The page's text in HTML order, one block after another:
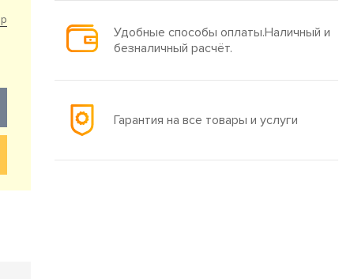
Удобные способы оплаты.Наличный и
безналичный расчёт.
Гарантия на все товары и услуги